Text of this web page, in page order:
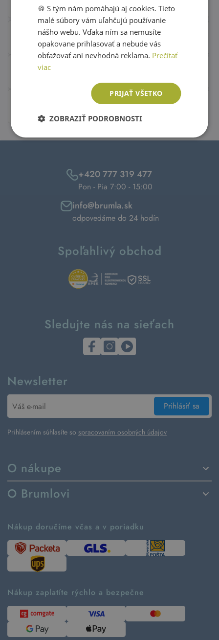
O nákupe
Spôsoby dodania a platby
Vrátenie tovaru a reklamácia
Návod ako nakupovať
Tabuľka veľkostí
Predávané značky
Kontakt
O Brumlovi
Ako tvoríme second hand
Časté otázky
Kde pomáhame
Udržateľnosť
Blog
Pre médiá
+420 777 319 477
Pon - Pia 7:00 - 15:00
info@brumla.sk
odpovedáme do 24 hodín
Spoľahlivý obchod
Sledujte nás na sieťach
Newsletter
Prihlásiť sa
Prihlásením súhlasíte so spracovaním osobných údajov
Nákup doručíme včas a v poriadku
Nákup zaplatíte rýchlo a bezpečne
ENGLISH
🍪 S tým nám pomáhajú aj cookies. Tieto
malé súbory vám uľahčujú používanie
nášho webu. Vďaka ním sa nemusíte
opakovane prihlasovať a nebude vás
obťažovať ani nevhodná reklama. Prečítať
viac
PRIJAŤ VŠETKO
ZOBRAZIŤ PODROBNOSTI